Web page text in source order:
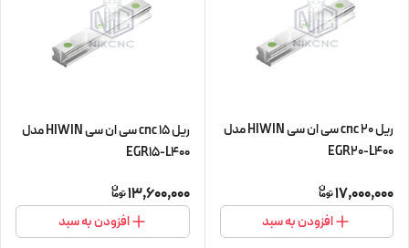
ریل 20 cnc سی ان سی HIWIN مدل
EGR20-L400
17,000,000
افزودن به سبد
ریل 15 cnc سی ان سی HIWIN مدل
EGR15-L400
13,600,000
افزودن به سبد